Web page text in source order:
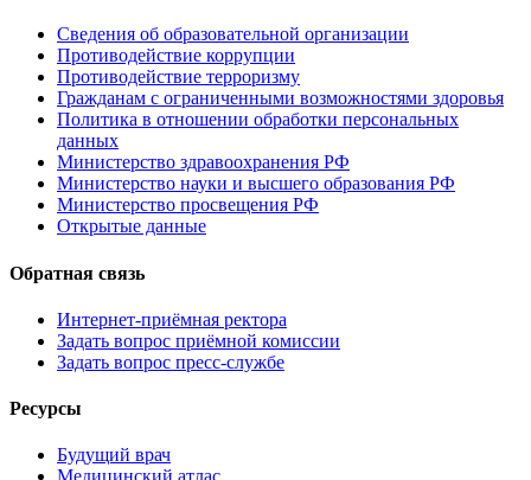
Сведения об образовательной организации
Противодействие коррупции
Противодействие терроризму
Гражданам с ограниченными возможностями здоровья
Политика в отношении обработки персональных
данных
Министерство здравоохранения РФ
Министерство науки и высшего образования РФ
Министерство просвещения РФ
Открытые данные
Обратная связь
Интернет-приёмная ректора
Задать вопрос приёмной комиссии
Задать вопрос пресс-службе
Ресурсы
Будущий врач